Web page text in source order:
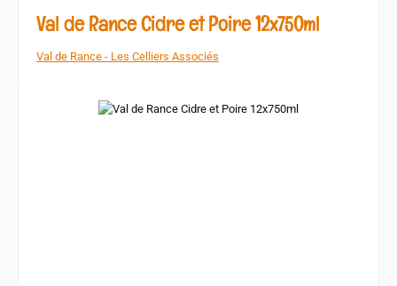
Val de Rance Cidre et Poire 12x750ml
Val de Rance - Les Celliers Associés
Bildergalerie überspringen